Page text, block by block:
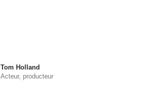
Tom Holland
Acteur, producteur